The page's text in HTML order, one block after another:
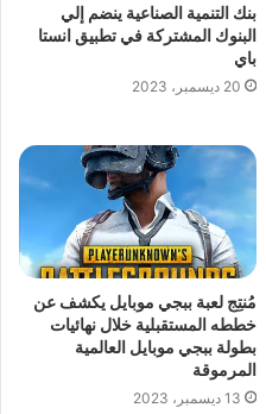
بنك التنمية الصناعية ينضم إلي
البنوك المشتركة في تطبيق انستا
باي
20 ديسمبر، 2023
مُنتِج لعبة ببجي موبايل يكشف عن
خططه المستقبلية خلال نهائيات
بطولة ببجي موبايل العالمية
المرموقة
13 ديسمبر، 2023